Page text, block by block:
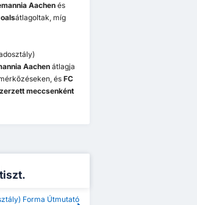
Aachenés
átlagoltak, míg
Aachenátlagja
és FC
meccsenként
Forma Útmutató